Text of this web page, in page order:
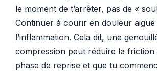
le moment de t’arrêter, pas de «
Continuer à courir en douleur
l’inflammation. Cela dit, une
compression peut réduire la friction
phase de reprise et que tu